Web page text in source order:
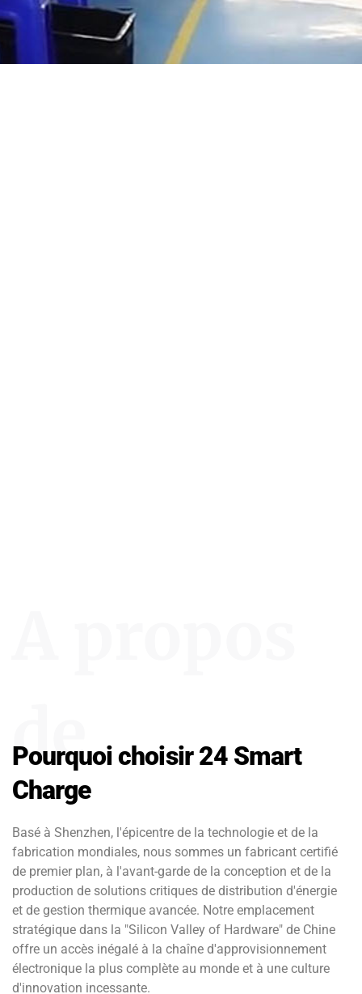
de
Pourquoi choisir 24 Smart
Charge
Basé à Shenzhen, l'épicentre de la technologie et de la
fabrication mondiales, nous sommes un fabricant certifié
de premier plan, à l'avant-garde de la conception et de la
production de solutions critiques de distribution d'énergie
et de gestion thermique avancée. Notre emplacement
stratégique dans la "Silicon Valley of Hardware" de Chine
offre un accès inégalé à la chaîne d'approvisionnement
électronique la plus complète au monde et à une culture
d'innovation incessante.